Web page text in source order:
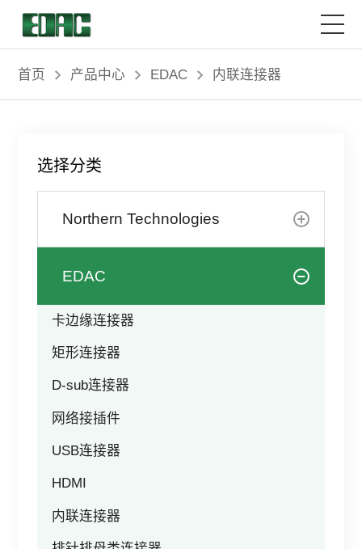
首页
解决方案
客户服务
关于我们
首页 产品中心 EDAC 内联连接器
选择分类
Northern Technologies
EDAC
卡边缘连接器
矩形连接器
D-sub连接器
网络接插件
USB连接器
HDMI
内联连接器